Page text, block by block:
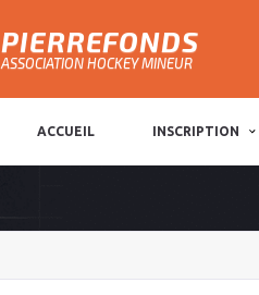
PIERREFONDS
ASSOCIATION HOCKEY MINEUR
ACCUEIL INSCRIPTION